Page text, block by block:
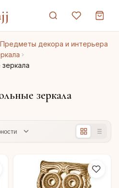
Предметы декора и интерьера
зеркала